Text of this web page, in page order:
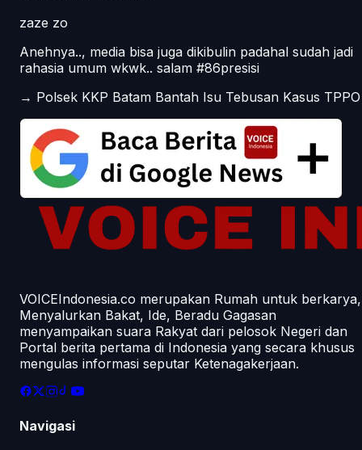
zaze zo
Anehnya.., media bisa juga dikibulin padahal sudah jadi
rahasia umum wkwk.. salam #86presisi
→ Polsek KKP Batam Bantah Isu Tebusan Kasus TPPO
VOICEIndonesia.co merupakan Rumah untuk berkarya,
Menyalurkan Bakat, Ide, Beradu Gagasan
menyampaikan suara Rakyat dari pelosok Negeri dan
Portal berita pertama di Indonesia yang secara khusus
mengulas informasi seputar Ketenagakerjaan.
Navigasi